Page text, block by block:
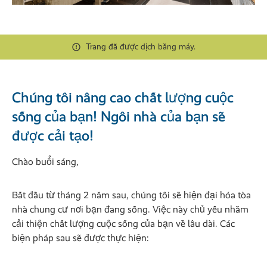
Trang đã được dịch bằng máy.
Chúng tôi nâng cao chất lượng cuộc
sống của bạn! Ngôi nhà của bạn sẽ
được cải tạo!
Chào buổi sáng,
Bắt đầu từ tháng 2 năm sau, chúng tôi sẽ hiện đại hóa tòa
nhà chung cư nơi bạn đang sống. Việc này chủ yếu nhằm
cải thiện chất lượng cuộc sống của bạn về lâu dài. Các
biện pháp sau sẽ được thực hiện: